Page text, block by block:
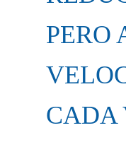
PERO
CADA